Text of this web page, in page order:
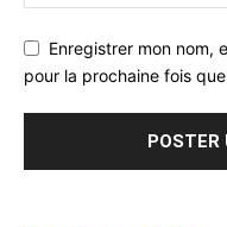
Enregistrer mon nom,
pour la prochaine fois